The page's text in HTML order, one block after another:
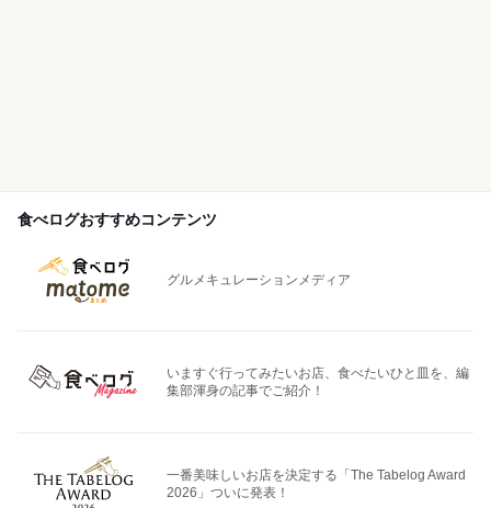
食べログおすすめコンテンツ
グルメキュレーションメディア
いますぐ行ってみたいお店、食べたいひと皿を、編
集部渾身の記事でご紹介！
一番美味しいお店を決定する「The Tabelog Award
2026」ついに発表！